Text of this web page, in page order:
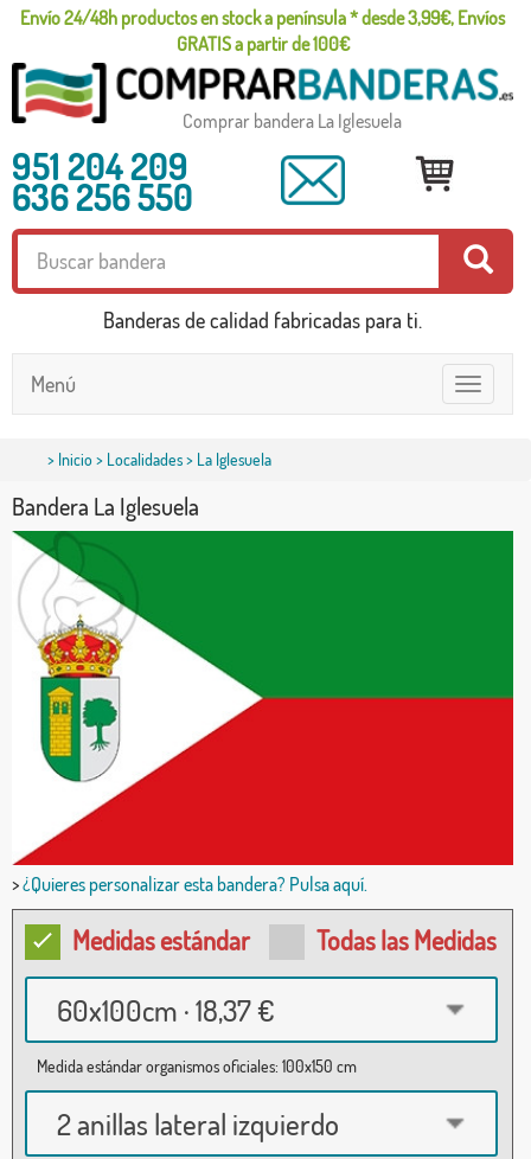
Envío 24/48h productos en stock a península * desde 3,99€, Envíos
GRATIS a partir de 100€
Comprar bandera La Iglesuela
951 204 209
636 256 550
Banderas de calidad fabricadas para ti.
Toggle
navigation
Menú
> Inicio> Localidades> La Iglesuela
Bandera La Iglesuela
>¿Quieres personalizar esta bandera? Pulsa aquí.
Medidas estándar Todas las Medidas
60x100cm · 18,37 €
Medida estándar organismos oficiales: 100x150 cm
2 anillas lateral izquierdo